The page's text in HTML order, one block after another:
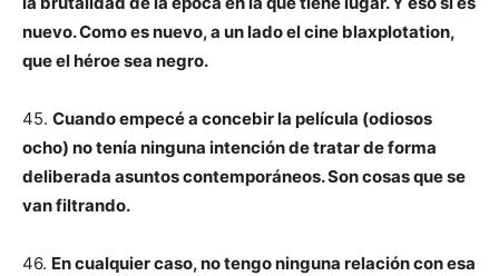
nuevo. Como es nuevo, a un lado el cine blaxplotation,
que el héroe sea negro.
45. Cuando empecé a concebir la película (odiosos
ocho) no tenía ninguna intención de tratar de forma
deliberada asuntos contemporáneos. Son cosas que se
van filtrando.
46. En cualquier caso, no tengo ninguna relación con esa